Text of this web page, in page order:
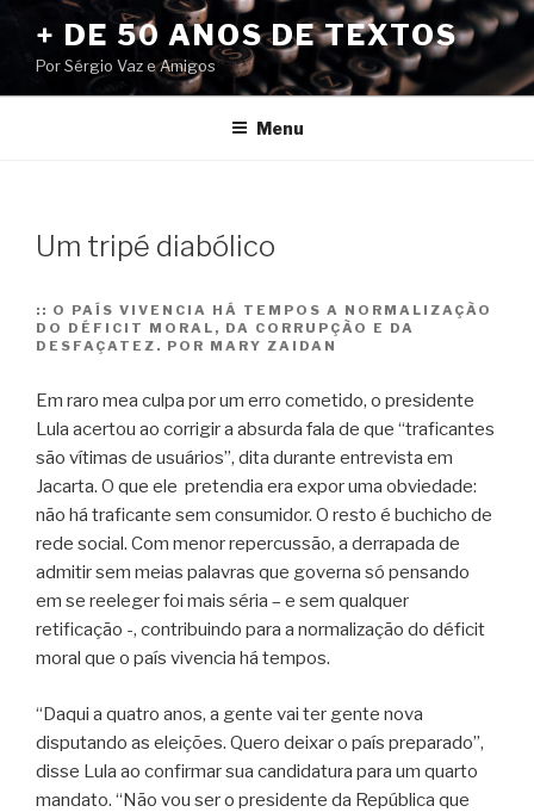
conteúdo
+ DE 50 ANOS DE TEXTOS
Por Sérgio Vaz e Amigos
Menu
Um tripé diabólico
:: O PAÍS VIVENCIA HÁ TEMPOS A NORMALIZAÇÃO
DO DÉFICIT MORAL, DA CORRUPÇÃO E DA
DESFAÇATEZ. POR MARY ZAIDAN
Em raro mea culpa por um erro cometido, o presidente
Lula acertou ao corrigir a absurda fala de que “traficantes
são vítimas de usuários”, dita durante entrevista em
Jacarta. O que ele pretendia era expor uma obviedade:
não há traficante sem consumidor. O resto é buchicho de
rede social. Com menor repercussão, a derrapada de
admitir sem meias palavras que governa só pensando
em se reeleger foi mais séria – e sem qualquer
retificação -, contribuindo para a normalização do déficit
moral que o país vivencia há tempos.
“Daqui a quatro anos, a gente vai ter gente nova
disputando as eleições. Quero deixar o país preparado”,
disse Lula ao confirmar sua candidatura para um quarto
mandato. “Não vou ser o presidente da República que